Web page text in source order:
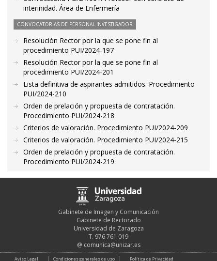
interinidad. Área de Enfermería
CONVOCATORIAS DE PERSONAL INVESTIGADOR
Resolución Rector por la que se pone fin al
procedimiento PUI/2024-197
Resolución Rector por la que se pone fin al
procedimiento PUI/2024-201
Lista definitiva de aspirantes admitidos. Procedimiento
PUI/2024-210
Orden de prelación y propuesta de contratación.
Procedimiento PUI/2024-218
Criterios de valoración. Procedimiento PUI/2024-209
Criterios de valoración. Procedimiento PUI/2024-215
Orden de prelación y propuesta de contratación.
Procedimiento PUI/2024-219
Gabinete de Imagen y Comunicación
Gabinete de Rectorado
Universidad de Zaragoza
T. 976 761 019
@ comunica@unizar.es
Aviso Legal Condiciones generales de uso Política de Privacidad